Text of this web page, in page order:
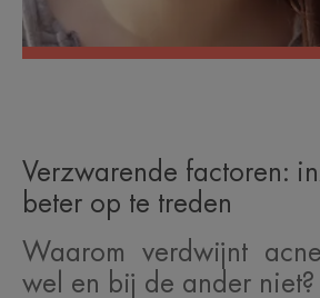
Verzwarende factoren:
beter op te treden
Waarom verdwijnt
wel en bij de ander niet?